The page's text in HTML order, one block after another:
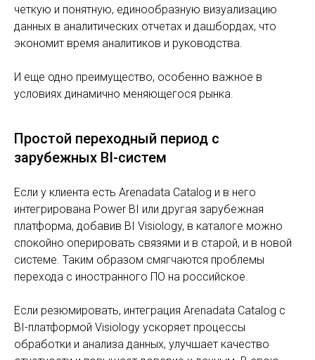
четкую и понятную, единообразную визуализацию
данных в аналитических отчетах и дашбордах, что
экономит время аналитиков и руководства.
И еще одно преимущество, особенно важное в
условиях динамично меняющегося рынка.
Простой переходный период с
зарубежных BI-систем
Если у клиента есть Arenadata Catalog и в него
интегрирована Power BI или другая зарубежная
платформа, добавив BI Visiology, в каталоге можно
спокойно оперировать связями и в старой, и в новой
системе. Таким образом смягчаются проблемы
перехода с иностранного ПО на российское.
Если резюмировать, интеграция Arenadata Catalog с
BI-платформой Visiology ускоряет процессы
обработки и анализа данных, улучшает качество